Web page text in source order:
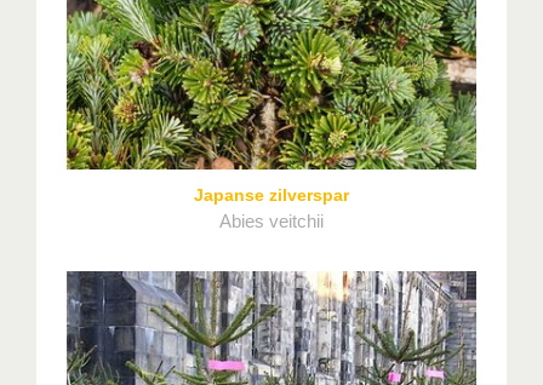
Japanse zilverspar
Abies veitchii